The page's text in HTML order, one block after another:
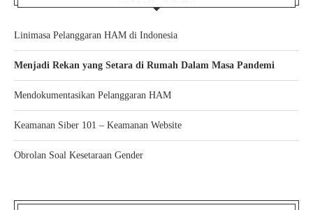
Linimasa Pelanggaran HAM di Indonesia
Menjadi Rekan yang Setara di Rumah Dalam Masa Pandemi
Mendokumentasikan Pelanggaran HAM
Keamanan Siber 101 – Keamanan Website
Obrolan Soal Kesetaraan Gender